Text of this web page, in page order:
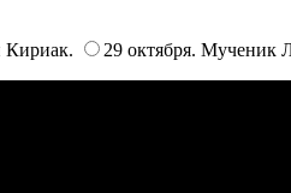
Кириак. 29 октября. Мученик